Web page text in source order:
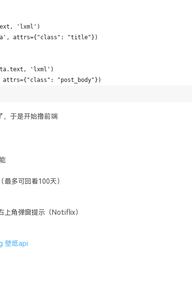
，于是开始撸前端
最多可回看100天）
上角弹窗提示（Notiflix）
壁纸api